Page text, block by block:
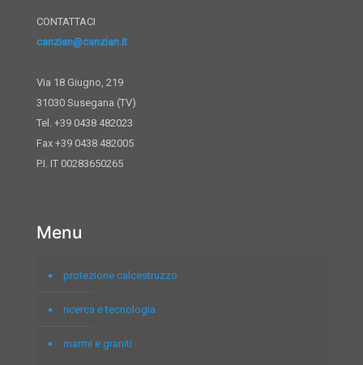
CONTATTACI
canzian@canzian.it
Via 18 Giugno, 219
31030 Susegana (TV)
Tel. +39 0438 482023
Fax +39 0438 482005
P.I. IT 00283650265
Menu
protezione calcestruzzo
ricerca e tecnologia
marmi e graniti